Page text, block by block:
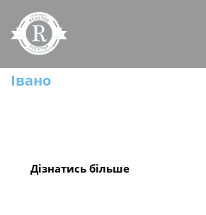
Івано
Дізнатись більше